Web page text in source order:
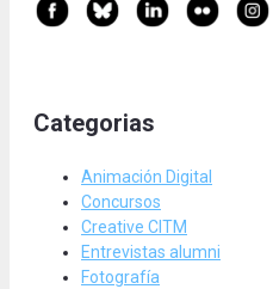
Categorias
Animación Digital
Concursos
Creative CITM
Entrevistas alumni
Fotografía